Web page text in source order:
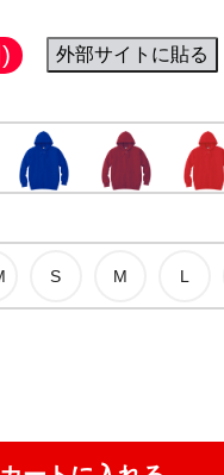
外部サイトに貼る